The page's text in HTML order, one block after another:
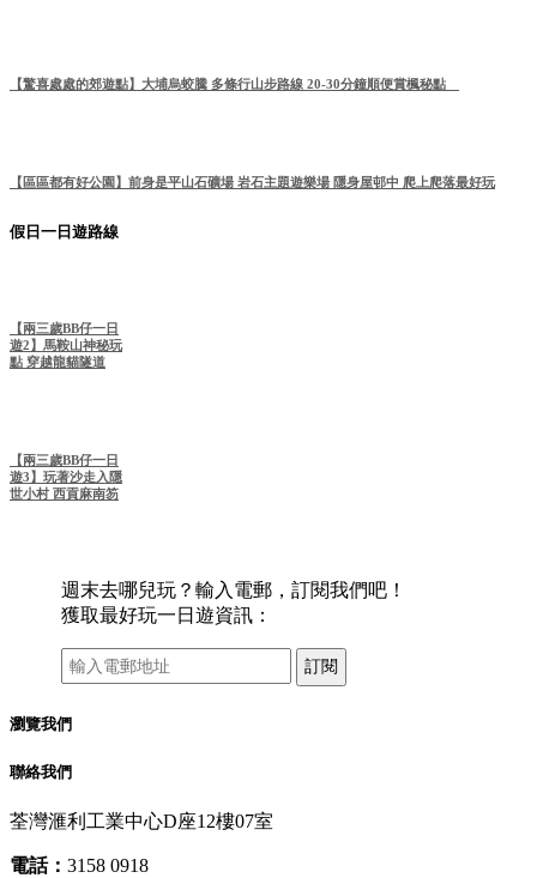
【驚喜處處的郊遊點】大埔烏蛟騰 多條行山步路線 20-30分鐘順便賞楓秘點
【區區都有好公園】前身是平山石礦場 岩石主題遊樂場 隱身屋邨中 爬上爬落最好玩
假日一日遊路線
【兩三歲BB仔一日
遊2】馬鞍山神秘玩
點 穿越龍貓隧道
【兩三歲BB仔一日
遊3】玩著沙走入隱
世小村 西貢麻南笏
週末去哪兒玩？輸入電郵，訂閱我們吧！
獲取最好玩一日遊資訊：
訂閱
瀏覽我們
聯絡我們
荃灣滙利工業中心D座12樓07室
電話： 3158 0918